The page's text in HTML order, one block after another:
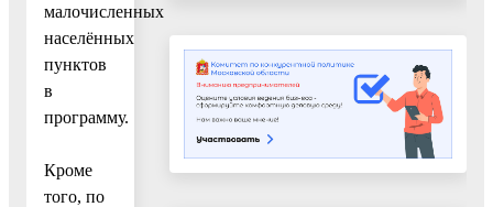
малочисленных
населённых
пунктов
в
программу.
Кроме
того, по